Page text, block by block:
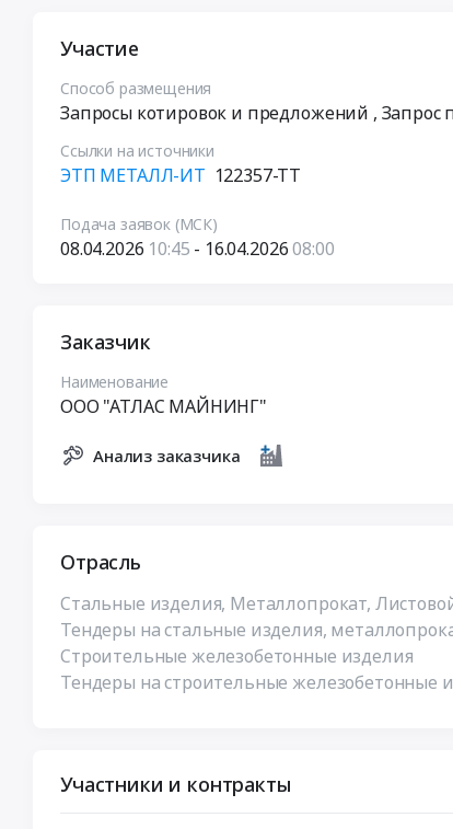
Участие
Способ размещения
Запросы котировок и предложений , Запрос
Ссылки на источники
ЭТП МЕТАЛЛ-ИТ 122357-ТТ
Подача заявок (МСК)
08.04.2026 10:45 - 16.04.202608:00
Заказчик
Наименование
ООО "АТЛАС МАЙНИНГ"
Анализ заказчика
Отрасль
Стальные изделия, Металлопрокат,
Тендеры на стальные изделия,
Строительные железобетонные изделия
Тендеры на строительные железобетонные
Участники и контракты